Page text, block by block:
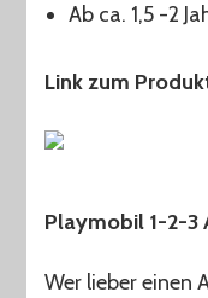
Ab ca. 1,5 -2
Link zum
Playmobil 1-2-3
Wer lieber einen